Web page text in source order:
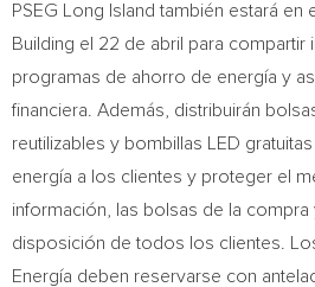
PSEG Long Island también estará en
Building el 22 de abril para compartir
programas de ahorro de energía y
financiera. Además, distribuirán
reutilizables y bombillas LED
energía a los clientes y proteger el
información, las bolsas de la compra
disposición de todos los clientes.
Energía deben reservarse con